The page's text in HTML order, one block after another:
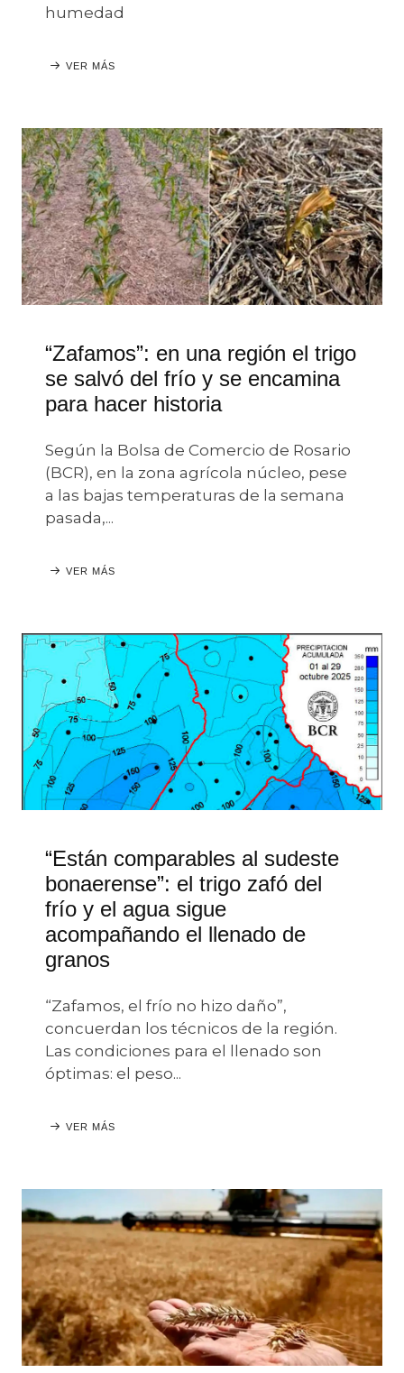
humedad
VER MÁS
“Zafamos”: en una región el trigo
se salvó del frío y se encamina
para hacer historia
Según la Bolsa de Comercio de Rosario
(BCR), en la zona agrícola núcleo, pese
a las bajas temperaturas de la semana
pasada,...
VER MÁS
“Están comparables al sudeste
bonaerense”: el trigo zafó del
frío y el agua sigue
acompañando el llenado de
granos
“Zafamos, el frío no hizo daño”,
concuerdan los técnicos de la región.
Las condiciones para el llenado son
óptimas: el peso...
VER MÁS